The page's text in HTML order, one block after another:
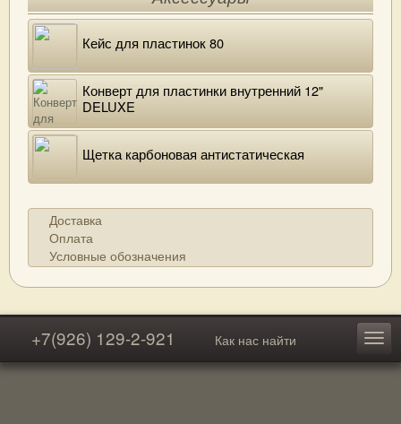
Кейс для пластинок 80
Конверт для пластинки внутренний 12"
DELUXE
Щетка карбоновая антистатическая
Доставка
Оплата
Условные обозначения
+7(926) 129-2-921 Как нас найти